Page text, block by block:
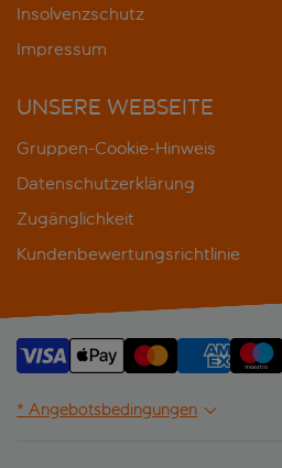
Insolvenzschutz
Impressum
UNSERE WEBSEITE
Gruppen-Cookie-Hinweis
Datenschutzerklärung
Zugänglichkeit
Kundenbewertungsrichtlinie
* Angebotsbedingungen